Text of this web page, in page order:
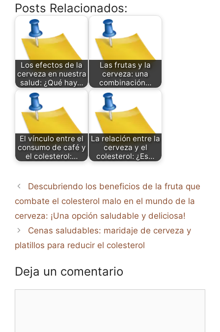
Posts Relacionados:
Los efectos de la
cerveza en nuestra
salud: ¿Qué hay…
Las frutas y la
cerveza: una
combinación…
El vínculo entre el
consumo de café y
el colesterol:…
La relación entre la
cerveza y el
colesterol: ¿Es…
Descubriendo los beneficios de la fruta que
combate el colesterol malo en el mundo de la
cerveza: ¡Una opción saludable y deliciosa!
Cenas saludables: maridaje de cerveza y
platillos para reducir el colesterol
Deja un comentario